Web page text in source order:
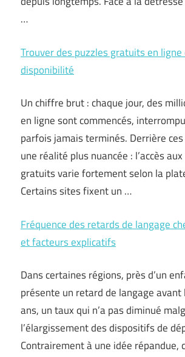
…
Trouver des puzzles gratuits en
disponibilité
Un chiffre brut : chaque jour, des
en ligne sont commencés,
parfois jamais terminés. Derrière
une réalité plus nuancée : l’accès
gratuits varie fortement selon la
Certains sites fixent un …
Fréquence des retards de langage
et facteurs explicatifs
Dans certaines régions, près d’un
présente un retard de langage avant
ans, un taux qui n’a pas diminué
l’élargissement des dispositifs de
Contrairement à une idée répandue,